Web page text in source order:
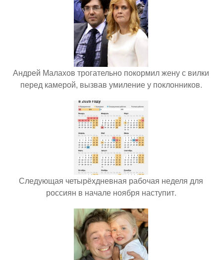
Андрей Малахов трогательно покормил жену с вилки
перед камерой, вызвав умиление у поклонников.
Следующая четырёхдневная рабочая неделя для
россиян в начале ноября наступит.